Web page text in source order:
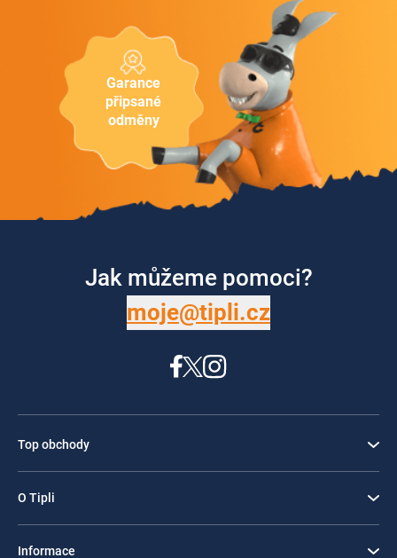
Garance
připsané
odměny
Jak můžeme pomoci?
moje@tipli.cz
Top obchody
O Tipli
Informace